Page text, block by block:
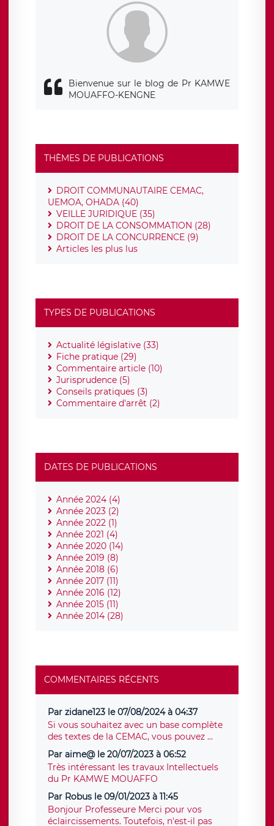
Bienvenue sur le blog de Pr KAMWE
MOUAFFO-KENGNE
THÈMES DE PUBLICATIONS
DROIT COMMUNAUTAIRE CEMAC,
UEMOA, OHADA (40)
VEILLE JURIDIQUE (35)
DROIT DE LA CONSOMMATION (28)
DROIT DE LA CONCURRENCE (9)
Articles les plus lus
TYPES DE PUBLICATIONS
Actualité législative (33)
Fiche pratique (29)
Commentaire article (10)
Jurisprudence (5)
Conseils pratiques (3)
Commentaire d'arrêt (2)
DATES DE PUBLICATIONS
Année 2024 (4)
Année 2023 (2)
Année 2022 (1)
Année 2021 (4)
Année 2020 (14)
Année 2019 (8)
Année 2018 (6)
Année 2017 (11)
Année 2016 (12)
Année 2015 (11)
Année 2014 (28)
COMMENTAIRES RÉCENTS
Par zidane123 le 07/08/2024 à 04:37
Si vous souhaitez avec un base complète
des textes de la CEMAC, vous pouvez ...
Par aime@ le 20/07/2023 à 06:52
Très intéressant les travaux Intellectuels
du Pr KAMWE MOUAFFO
Par Robus le 09/01/2023 à 11:45
Bonjour Professeure Merci pour vos
éclaircissements. Toutefois, n'est-il pas